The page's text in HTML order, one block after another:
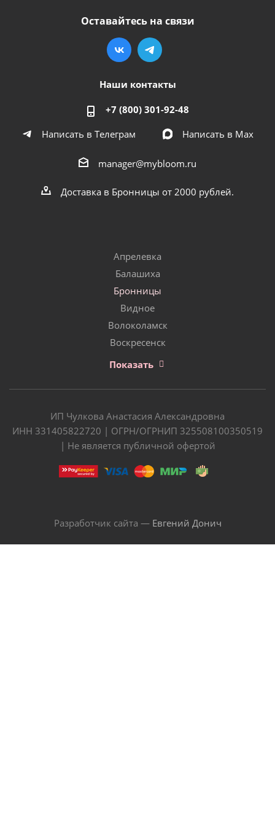
Оставайтесь на связи
Наши контакты
+7 (800) 301-92-48
Написать в Телеграм
Написать в Мах
manager@mybloom.ru
Доставка в Бронницы от 2000 рублей.
Апрелевка
Балашиха
Бронницы
Видное
Волоколамск
Воскресенск
Показать
ИП Чулкова Анастасия Александровна
ИНН 331405822720 | ОГРН/ОГРНИП 325508100350519
| Не является публичной офертой
Разработчик сайта — Евгений Донич